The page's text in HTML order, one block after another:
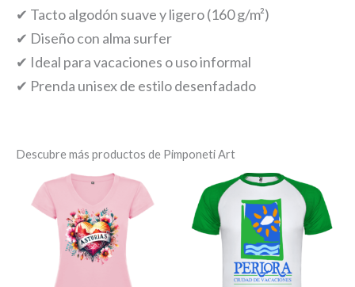
✔ Tacto algodón suave y ligero (160 g/m²)
✔ Diseño con alma surfer
✔ Ideal para vacaciones o uso informal
✔ Prenda unisex de estilo desenfadado
Descubre más productos de Pimponeti Art